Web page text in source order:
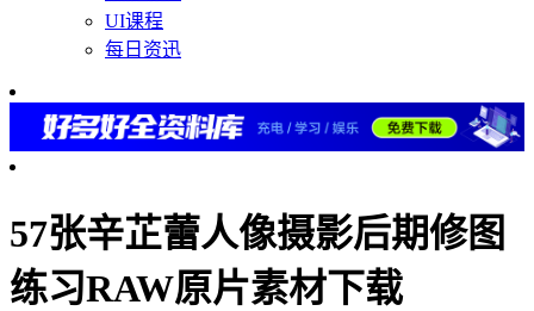
UI课程
每日资迅
57张辛芷蕾人像摄影后期修图
练习RAW原片素材下载